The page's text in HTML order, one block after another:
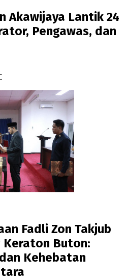
Akawijaya Lantik 24
Pengawas, dan
Fadli Zon Takjub
Keraton Buton:
Kehebatan